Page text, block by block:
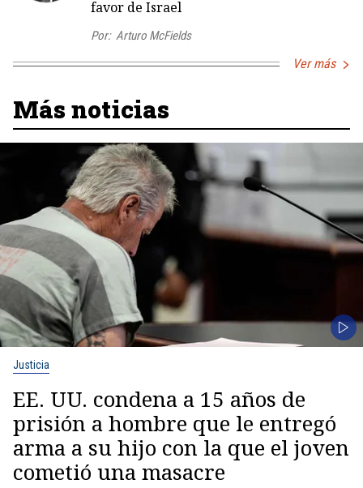
favor de Israel
Por: Arturo McFields
Ver más
Más noticias
Justicia
EE. UU. condena a 15 años de
prisión a hombre que le entregó
arma a su hijo con la que el joven
cometió una masacre